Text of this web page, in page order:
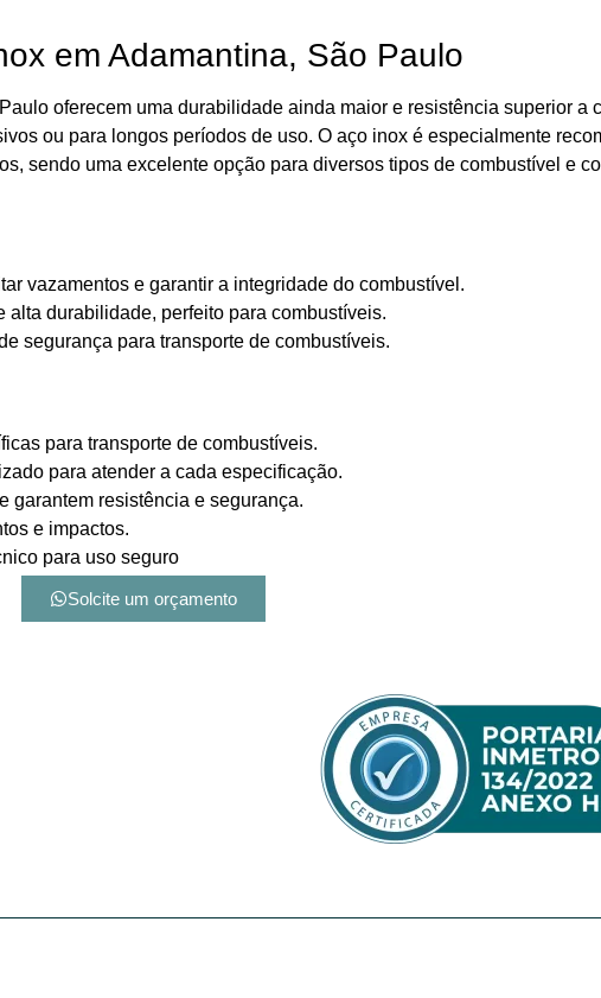
em Adamantina, São Paulo
oferecem uma durabilidade ainda maior e resistência superior a
ou para longos períodos de uso. O aço inox é especialmente
sendo uma excelente opção para diversos tipos de combustível e
vazamentos e garantir a integridade do combustível.
alta durabilidade, perfeito para combustíveis.
segurança para transporte de combustíveis.
para transporte de combustíveis.
para atender a cada especificação.
garantem resistência e segurança.
e impactos.
para uso seguro
Solcite um orçamento